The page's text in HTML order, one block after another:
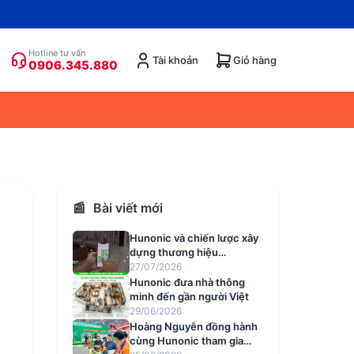
Hotline tư vấn
0906.345.880 Tài khoản Giỏ hàng
📰 Bài viết mới
Hunonic và chiến lược xây
dựng thương hiệu
smarthome Việt mang tính
quốc dân
27/07/2026
Hunonic đưa nhà thông
minh đến gần người Việt
29/06/2026
Hoàng Nguyễn đồng hành
cùng Hunonic tham gia